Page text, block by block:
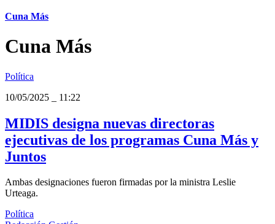
Cuna Más
Cuna Más
Política
10/05/2025
11:22
MIDIS designa nuevas directoras
ejecutivas de los programas Cuna Más y
Juntos
Ambas designaciones fueron firmadas por la ministra Leslie
Urteaga.
Política